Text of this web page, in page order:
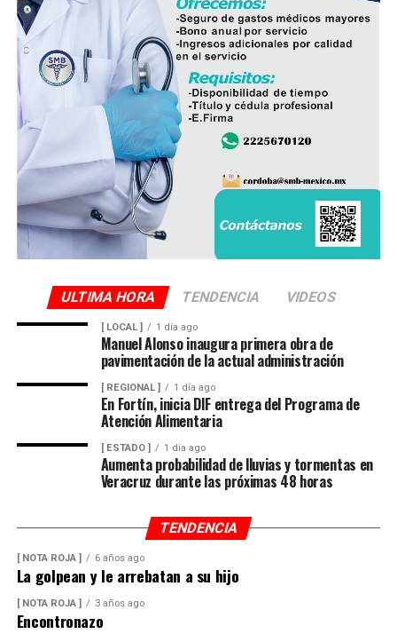
Peritos de la Fiscalía General del Estado y agentes de la
Policía Ministerial llevaron a cabo el procesamiento de
la escena y ordenaron el levantamiento del cuerpo, que
fue trasladado al Servicio Médico Forense (Semefo),
donde permanece en espera de su identificación oficial.
La unidad involucrada fue asegurada y puesta a
disposición de la autoridad ministerial, que integró la
carpeta de investigación correspondiente para localizar
al conductor y determinar su responsabilidad en el
Las maniobras periciales obligaron al cierre parcial de la
circulación en ese sector del centro de la ciudad durante
varios minutos, generando afectaciones al tránsito
ULTIMA HORA TENDENCIA VIDEOS
[ LOCAL ] 1 día ago
Manuel Alonso inaugura primera obra de
pavimentación de la actual administración
[ REGIONAL ] 1 día ago
En Fortín, inicia DIF entrega del Programa de
Atención Alimentaria
[ ESTADO ] 1 día ago
Aumenta probabilidad de lluvias y tormentas en
Veracruz durante las próximas 48 horas
TENDENCIA
[ NOTA ROJA ] 6 años ago
La golpean y le arrebatan a su hijo
[ NOTA ROJA ] 3 años ago
Encontronazo